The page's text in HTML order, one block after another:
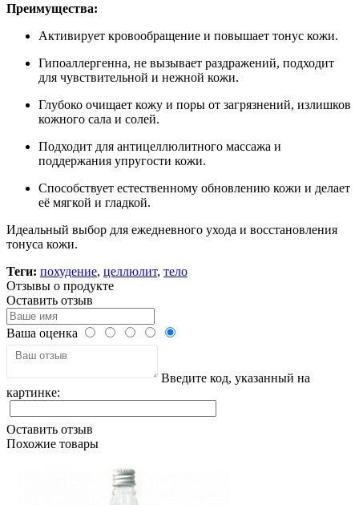
Преимущества:
Активирует кровообращение и повышает тонус кожи.
Гипоаллергенна, не вызывает раздражений, подходит
для чувствительной и нежной кожи.
Глубоко очищает кожу и поры от загрязнений, излишков
кожного сала и солей.
Подходит для антицеллюлитного массажа и
поддержания упругости кожи.
Способствует естественному обновлению кожи и делает
её мягкой и гладкой.
Идеальный выбор для ежедневного ухода и восстановления
тонуса кожи.
Теги: похудение, целлюлит, тело
Отзывы о продукте
Оставить отзыв
Ваша оценка
Введите код, указанный на
картинке:
Оставить отзыв
Похожие товары